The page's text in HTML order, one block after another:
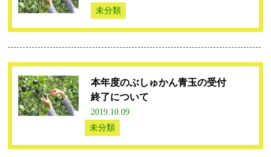
未分類
本年度のぶしゅかん青玉の受付
終了について
2019.10.09
未分類